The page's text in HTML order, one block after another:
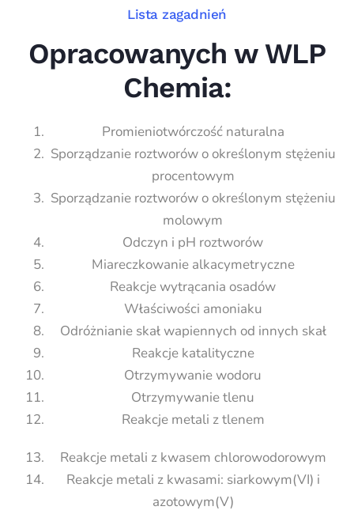
Lista zagadnień
Opracowanych w WLP
Chemia:
Promieniotwórczość naturalna
Sporządzanie roztworów o określonym stężeniu
procentowym
Sporządzanie roztworów o określonym stężeniu
molowym
Odczyn i pH roztworów
Miareczkowanie alkacymetryczne
Reakcje wytrącania osadów
Właściwości amoniaku
Odróżnianie skał wapiennych od innych skał
Reakcje katalityczne
Otrzymywanie wodoru
Otrzymywanie tlenu
Reakcje metali z tlenem
Reakcje metali z kwasem chlorowodorowym
Reakcje metali z kwasami: siarkowym(VI) i
azotowym(V)